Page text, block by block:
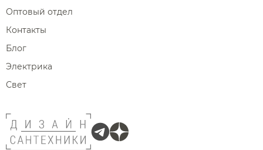
Оптовый отдел
Контакты
Блог
Электрика
Свет